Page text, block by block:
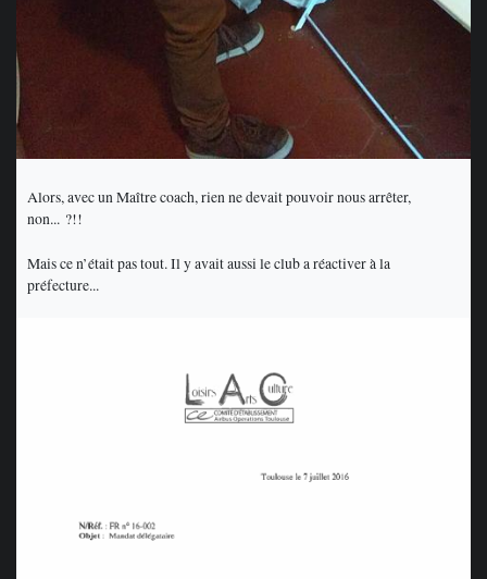
Alors, avec un Maître coach, rien ne devait pouvoir nous arrêter,
non... ?!!
Mais ce n’était pas tout. Il y avait aussi le club a réactiver à la
préfecture...